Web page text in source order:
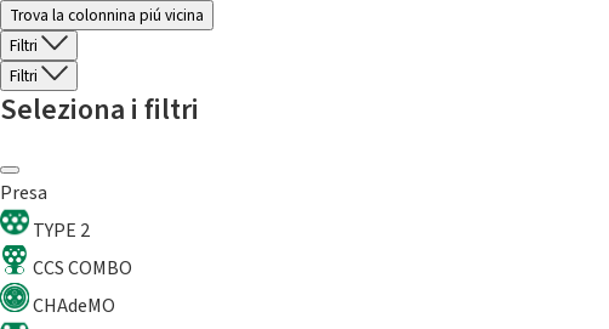
Trova la colonnina piú vicina
Filtri
Filtri
Seleziona i filtri
Presa
TYPE 2
CCS COMBO
CHAdeMO